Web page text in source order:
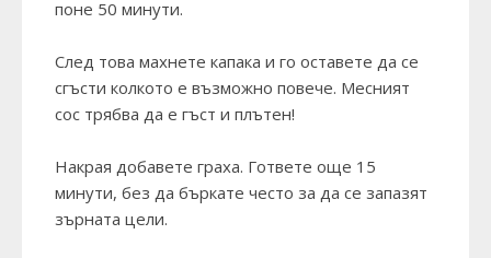
поне 50 минути.
След това махнете капака и го оставете да се
сгъсти колкото е възможно повече. Месният
сос трябва да е гъст и плътен!
Накрая добавете граха. Гответе още 15
минути, без да бъркате често за да се запазят
зърната цели.